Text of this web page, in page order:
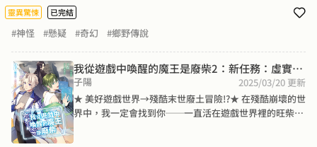
成人類高中生的狐妖青雪，被困在逢魔時刻的學校之中。
放學鐘響，妖異之物一一甦醒，不想傷害人的冷漠狐妖少
女，與守護土地的溫和少年相遇了──
靈異驚悚 已完結
#神怪 #懸疑 #奇幻 #鄉野傳說
我從遊戲中喚醒的魔王是廢柴2：新任務：虛實連
結
子陽 2025/03/20 更新
★ 美好遊戲世界→殘酷末世廢土冒險!?★ 在殘酷崩壞的世
界中，我一定會找到你──一直活在遊戲世界裡的旺柴想